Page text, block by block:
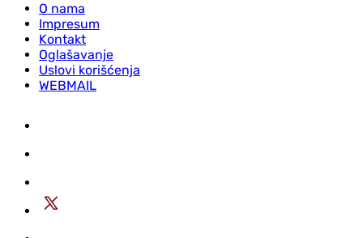
O nama
Impresum
Kontakt
Oglašavanje
Uslovi korišćenja
WEBMAIL